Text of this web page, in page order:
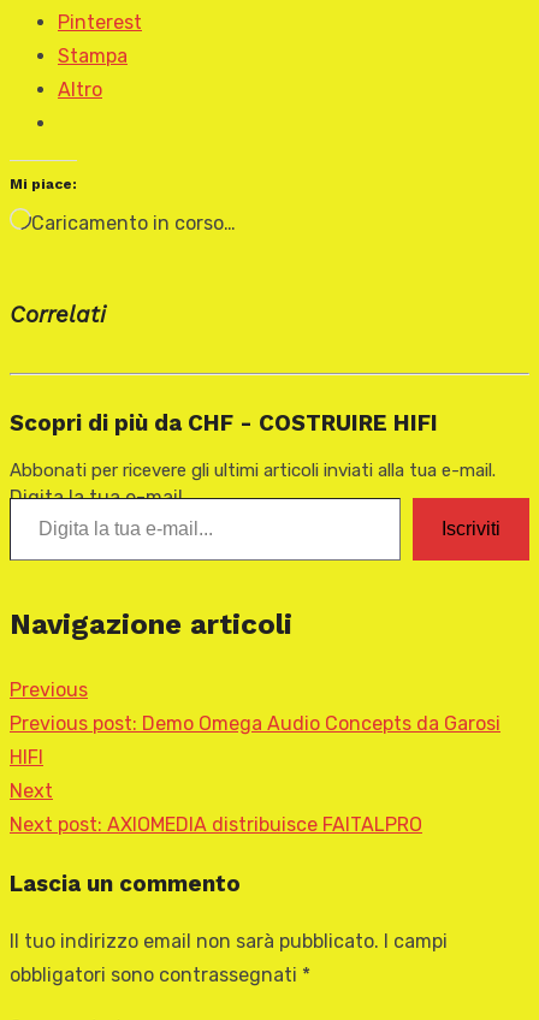
Pinterest
Stampa
Altro
Mi piace:
Caricamento in corso…
Correlati
Scopri di più da CHF - COSTRUIRE HIFI
Abbonati per ricevere gli ultimi articoli inviati alla tua e-mail.
Digita la tua e-mail...
Iscriviti
Navigazione articoli
Previous
Previous post: Demo Omega Audio Concepts da Garosi
HIFI
Next
Next post: AXIOMEDIA distribuisce FAITALPRO
Lascia un commento
Il tuo indirizzo email non sarà pubblicato.
I campi
obbligatori sono contrassegnati *